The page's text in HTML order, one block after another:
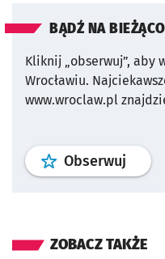
BĄDŹ NA
Kliknij „obserwuj”, aby
Wrocławiu.
www.wroclaw.pl
Obserwuj profil
ZOBACZ TAKŻE